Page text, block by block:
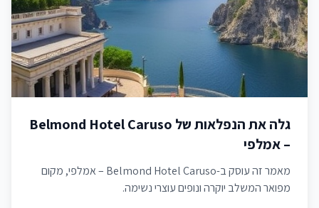
גלה את הנפלאות של Belmond Hotel Caruso
– אמלפי
מאמר זה עוסק ב-Belmond Hotel Caruso – אמלפי, מקום
מפואר המשלב יוקרה ונופים עוצרי נשימה.